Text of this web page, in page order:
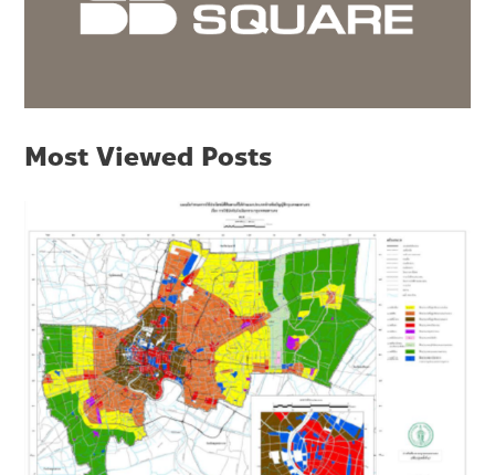
Most Viewed Posts